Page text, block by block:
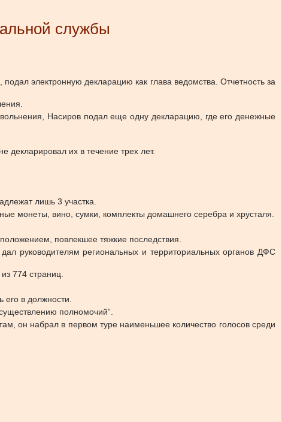
службы
электронную декларацию как глава ведомства. Отчетность за
Насиров подал еще одну декларацию, где его денежные
декларировал их в течение трех лет.
лишь 3 участка.
монеты, вино, сумки, комплекты домашнего серебра и хрусталя.
повлекшее тяжкие последствия.
руководителям региональных и территориальных органов ДФС
774 страниц.
в должности.
полномочий”.
он набрал в первом туре наименьшее количество голосов среди